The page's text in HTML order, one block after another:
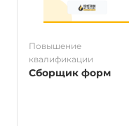
Повышение
квалификации
Сборщик форм